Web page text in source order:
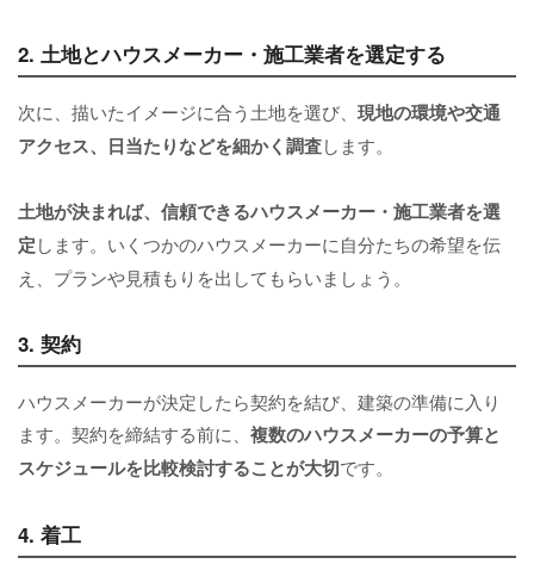
2. 土地とハウスメーカー・施工業者を選定する
次に、描いたイメージに合う土地を選び、 現地の環境や交通
アクセス、日当たりなどを細かく調査します。
土地が決まれば、信頼できるハウスメーカー・施工業者を選
定します。いくつかのハウスメーカーに自分たちの希望を伝
え、プランや見積もりを出してもらいましょう。
3. 契約
ハウスメーカーが決定したら契約を結び、建築の準備に入り
ます。契約を締結する前に、 複数のハウスメーカーの予算と
スケジュールを比較検討することが大切です。
4. 着工